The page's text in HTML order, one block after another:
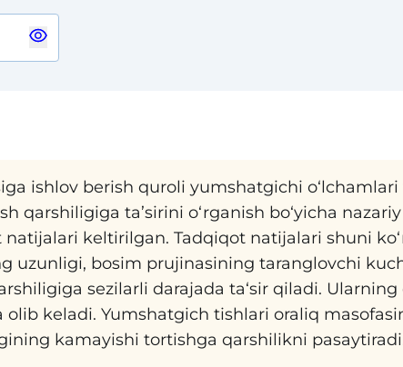
ishlov berish quroli yumshatgichi
qarshiligiga ta’sirini o‘rganish bo‘yicha nazariy
keltirilgan. Tadqiqot natijalari shuni
uzunligi, bosim prujinasining taranglovchi
sezilarli darajada ta‘sir qiladi.
keladi. Yumshatgich tishlari oraliq
kamayishi tortishga qarshilikni